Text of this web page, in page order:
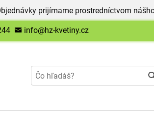
prijímame prostredníctvom
info@hz-kvetiny.cz